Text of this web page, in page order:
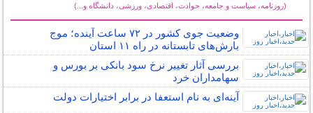
(روزنامه، سیاست و جامعه، حوادث، اقتصادی، ورزشی، دانشگاه و...)
وضعیت جوی کشور در ۷۲ ساعت آینده؛ موج
بارش‌های تابستانه در راه ۱۱ استان
بررسی آثار تغییر نرخ سود بانکی بر بورس و
سهامداران خرد
آینه‌ای به نام استعفا در برابر اختیارات دولت